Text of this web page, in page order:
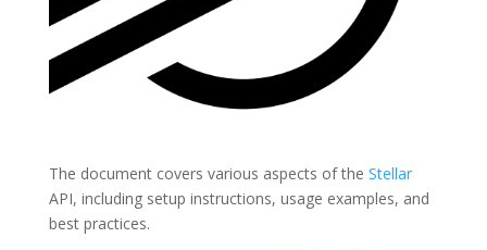
The document covers various aspects of the Stellar
API, including setup instructions, usage examples, and
best practices.